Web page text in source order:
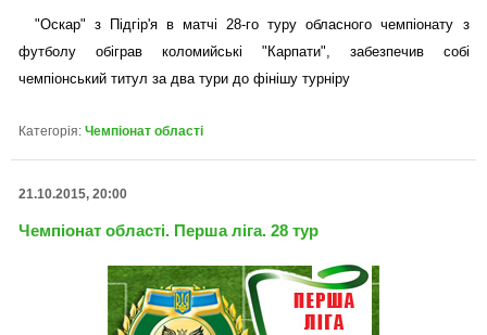
"Оскар" з Підгір'я в матчі 28-го туру обласного чемпіонату з
футболу обіграв коломийські "Карпати", забезпечив собі
чемпіонський титул за два тури до фінішу турніру
Категорія: Чемпіонат області
21.10.2015, 20:00
Чемпіонат області. Перша ліга. 28 тур